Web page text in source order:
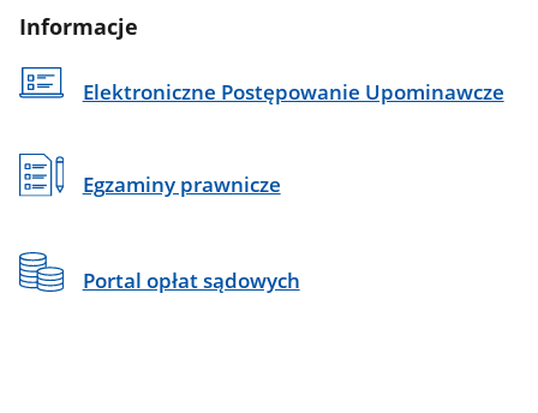
Informacje
Elektroniczne Postępowanie Upominawcze
Egzaminy prawnicze
Portal opłat sądowych